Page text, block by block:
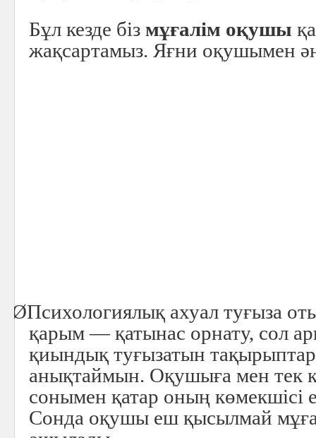
Бұл кезде біз мұғалім оқушы
жақсартамыз. Яғни оқушымен
ØПсихологиялық ахуал туғыза
қарым — қатынас орнату, сол
қиындық туғызатын
анықтаймын. Оқушыға мен тек
сонымен қатар оның көмекшісі
Сонда оқушы еш қысылмай